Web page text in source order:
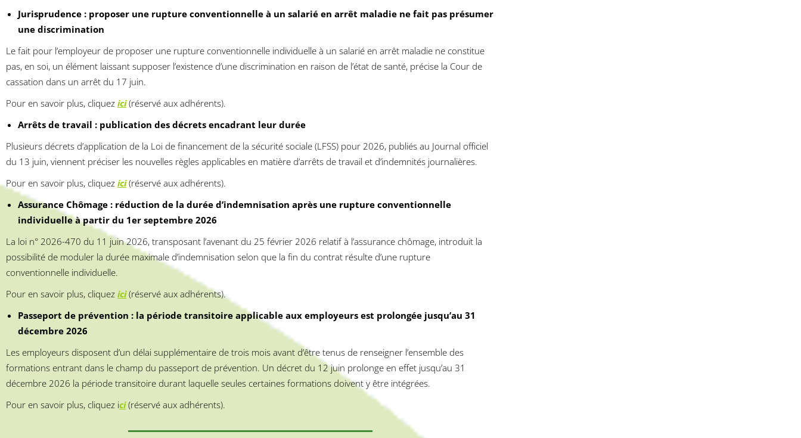
Jurisprudence : proposer une rupture conventionnelle à un salarié en arrêt maladie ne fait pas présumer
une discrimination
Le fait pour l’employeur de proposer une rupture conventionnelle individuelle à un salarié en arrêt maladie ne constitue
pas, en soi, un élément laissant supposer l’existence d’une discrimination en raison de l’état de santé, précise la Cour de
cassation dans un arrêt du 17 juin.
Pour en savoir plus, cliquez ici(réservé aux adhérents).
Arrêts de travail : publication des décrets encadrant leur durée
Plusieurs décrets d’application de la Loi de financement de la sécurité sociale (LFSS) pour 2026, publiés au Journal officiel
du 13 juin, viennent préciser les nouvelles règles applicables en matière d’arrêts de travail et d’indemnités journalières.
Pour en savoir plus, cliquez ici (réservé aux adhérents).
Assurance Chômage : réduction de la durée d’indemnisation après une rupture conventionnelle
individuelle à partir du 1er septembre 2026
La loi n° 2026-470 du 11 juin 2026, transposant l’avenant du 25 février 2026 relatif à l’assurance chômage, introduit la
possibilité de moduler la durée maximale d’indemnisation selon que la fin du contrat résulte d’une rupture
conventionnelle individuelle.
Pour en savoir plus, cliquez ici(réservé aux adhérents).
Passeport de prévention : la période transitoire applicable aux employeurs est prolongée jusqu’au 31
décembre 2026
Les employeurs disposent d’un délai supplémentaire de trois mois avant d’être tenus de renseigner l’ensemble des
formations entrant dans le champ du passeport de prévention. Un décret du 12 juin prolonge en effet jusqu’au 31
décembre 2026 la période transitoire durant laquelle seules certaines formations doivent y être intégrées.
Pour en savoir plus, cliquez ici(réservé aux adhérents).